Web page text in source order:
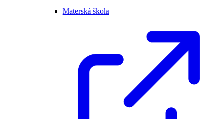
Materská škola